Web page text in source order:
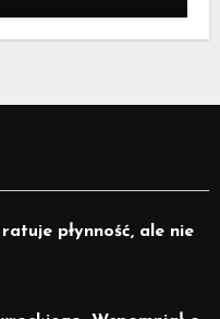
płynność, ale nie